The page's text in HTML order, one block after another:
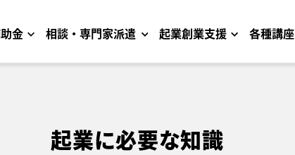
金 相談・専門家派遣 起業創業支援 各種講座
起業に必要な知識